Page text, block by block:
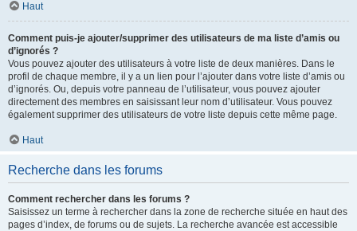
Haut
Comment puis-je ajouter/supprimer des utilisateurs de ma liste d’amis ou
d’ignorés ?
Vous pouvez ajouter des utilisateurs à votre liste de deux manières. Dans le
profil de chaque membre, il y a un lien pour l’ajouter dans votre liste d’amis ou
d’ignorés. Ou, depuis votre panneau de l’utilisateur, vous pouvez ajouter
directement des membres en saisissant leur nom d’utilisateur. Vous pouvez
également supprimer des utilisateurs de votre liste depuis cette même page.
Haut
Recherche dans les forums
Comment rechercher dans les forums ?
Saisissez un terme à rechercher dans la zone de recherche située en haut des
pages d’index, de forums ou de sujets. La recherche avancée est accessible